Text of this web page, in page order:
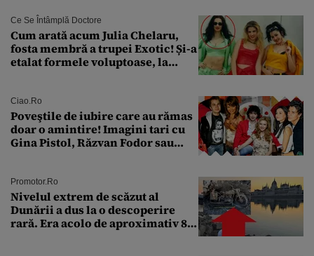
Ce Se Întâmplă Doctore
Cum arată acum Julia Chelaru,
fosta membră a trupei Exotic! Și-a
etalat formele voluptoase, la
Ciao.ro
Poveştile de iubire care au rămas
doar o amintire! Imagini tari cu
Gina Pistol, Răzvan Fodor sau
Promotor.ro
Nivelul extrem de scăzut al
Dunării a dus la o descoperire
rară. Era acolo de aproximativ 80